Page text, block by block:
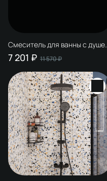
Смеситель для ванны с душем
STWORKI Молде S23100GG
глянцевое золото, латунь,
современный, + Душевой
гарнитур Гётеборг S03190GG,
глянцевое золото
7 201 ₽ 11 570 ₽